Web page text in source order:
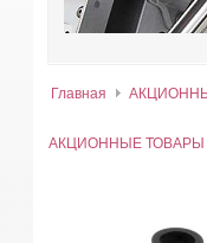
Главная
АКЦИОННЫЕ ТОВАРЫ